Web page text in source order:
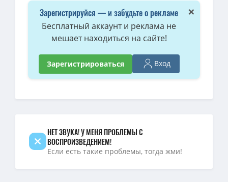
×
Зарегистрируйся — и забудьте о рекламе
Бесплатный аккаунт и реклама не
мешает находиться на сайте!
Зарегистрироваться Вход
НЕТ ЗВУКА! У МЕНЯ ПРОБЛЕМЫ С
ВОСПРОИЗВЕДЕНИЕМ!
Если есть такие проблемы, тогда жми!